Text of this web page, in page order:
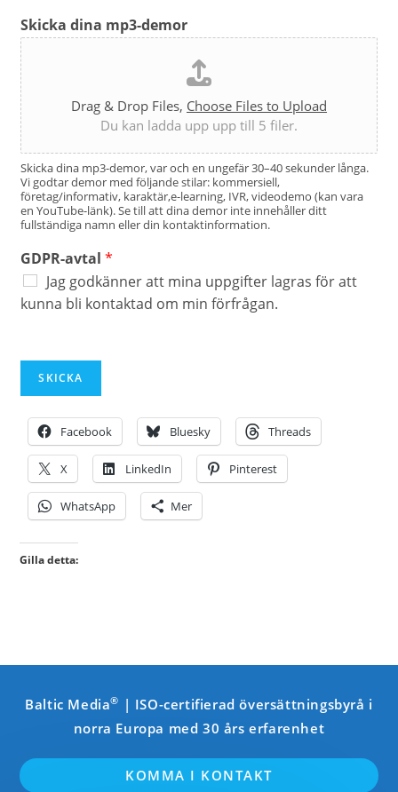
Skicka dina mp3-demor
Drag & Drop Files, Choose Files to Upload
Du kan ladda upp upp till 5 filer.
Skicka dina mp3-demor, var och en ungefär 30–40 sekunder långa.
Vi godtar demor med följande stilar: kommersiell,
företag/informativ, karaktär,e-learning, IVR, videodemo (kan vara
en YouTube-länk). Se till att dina demor inte innehåller ditt
fullständiga namn eller din kontaktinformation.
GDPR-avtal*
Jag godkänner att mina uppgifter lagras för att
kunna bli kontaktad om min förfrågan.
SKICKA
Facebook Bluesky Threads
X LinkedIn Pinterest
WhatsApp Mer
Gilla detta:
Baltic Media® | ISO-certifierad översättningsbyrå i
norra Europa med 30 års erfarenhet
KOMMA I KONTAKT